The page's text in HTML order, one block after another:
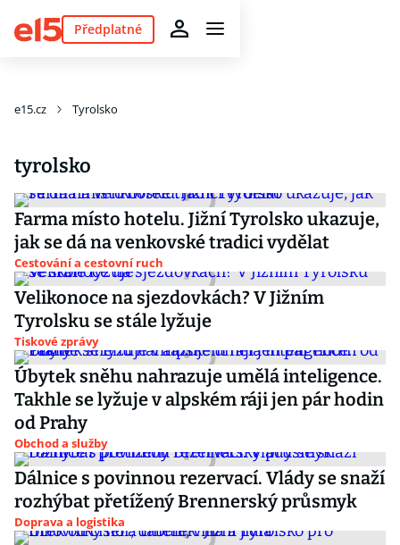
Předplatné
e15.cz Tyrolsko
tyrolsko
Farma místo hotelu. Jižní Tyrolsko ukazuje,
jak se dá na venkovské tradici vydělat
Cestování a cestovní ruch
Velikonoce na sjezdovkách? V Jižním
Tyrolsku se stále lyžuje
Tiskové zprávy
Úbytek sněhu nahrazuje umělá inteligence.
Takhle se lyžuje v alpském ráji jen pár hodin
od Prahy
Obchod a služby
Dálnice s povinnou rezervací. Vlády se snaží
rozhýbat přetížený Brennerský průsmyk
Doprava a logistika